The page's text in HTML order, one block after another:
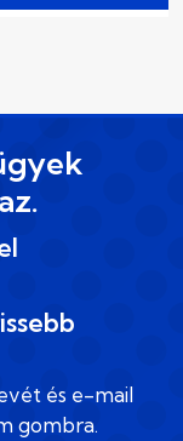
és e-mail
gombra.